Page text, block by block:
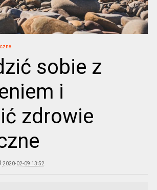
sobie z
i
zdrowie
2020-02-09 13:52